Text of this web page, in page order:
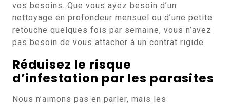
vos besoins. Que vous ayez besoin d’un
nettoyage en profondeur mensuel ou d’une petite
retouche quelques fois par semaine, vous n’avez
pas besoin de vous attacher à un contrat rigide.
Réduisez le risque
d’infestation par les parasites
Nous n’aimons pas en parler, mais les